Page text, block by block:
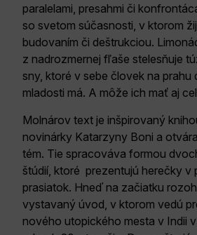
paralelami, presahmi či
so svetom súčasnosti, v ktorom
budovaním či deštrukciou.
z nadrozmernej fľaše stelesňuje
sny, ktoré v sebe človek na prahu
mladosti má. A môže ich mať aj
Molnárov text je inšpirovaný
novinárky Katarzyny Boni a
tém. Tie spracováva formou
štúdií, ktoré prezentujú herečky v
prasiatok. Hneď na začiatku
vystavaný úvod, v ktorom vedú
nového utopického mesta v Indii